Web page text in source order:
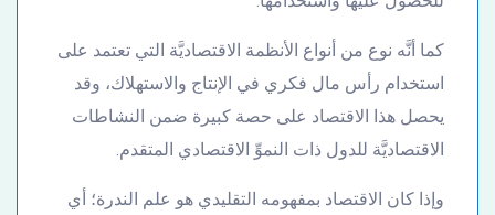
كما أنَّه نوع من أنواع الأنظمة الاقتصاديَّة التي تعتمد على
استخدام رأس مال فكري في الإنتاج والاستهلاك، وقد
يحصل هذا الاقتصاد على حصة كبيرة ضمن النشاطات
الاقتصاديَّة للدول ذات النموِّ الاقتصادي المتقدم.
وإذا كان الاقتصاد بمفهومه التقليدي هو علم الندرة؛ أي